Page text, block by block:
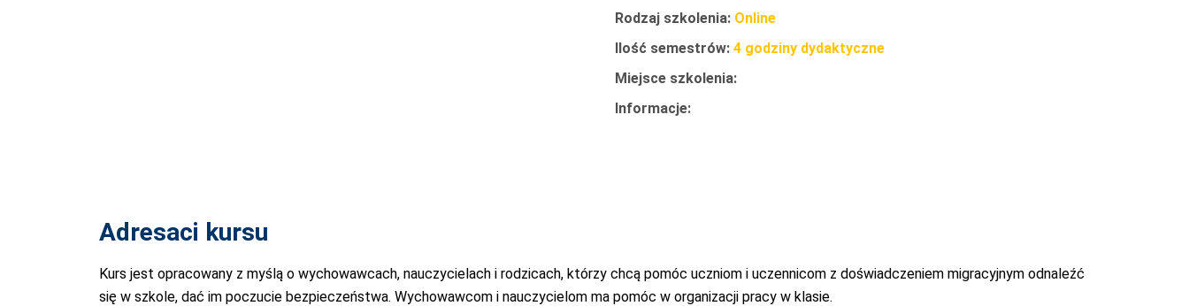
Rodzaj szkolenia: Online
Ilość semestrów: 4 godziny dydaktyczne
Miejsce szkolenia:
Informacje:
Adresaci kursu
Kurs jest opracowany z myślą o wychowawcach, nauczycielach i rodzicach, którzy chcą pomóc uczniom i uczennicom z doświadczeniem migracyjnym odnaleźć
się w szkole, dać im poczucie bezpieczeństwa. Wychowawcom i nauczycielom ma pomóc w organizacji pracy w klasie.